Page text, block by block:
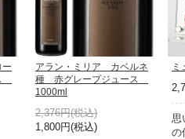
アラン・ミリア カベルネ
種 赤グレープジュース
1000ml
2,376円(税込)
1,800円(税込)
ミ
思
の